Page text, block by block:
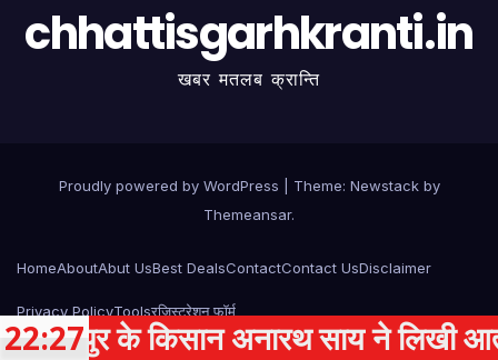
chhattisgarhkranti.in
खबर मतलब क्रान्ति
Proudly powered by WordPress Theme: Newstackby
Themeansar.
HomeAboutAbut UsBest DealsContactContact UsDisclaimer
Privacy PolicyToolsरजिस्ट्रेशन फॉर्म
के किसान अनारथ साय ने लिखी
22:27